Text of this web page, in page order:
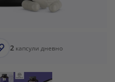
2 капсули дневно